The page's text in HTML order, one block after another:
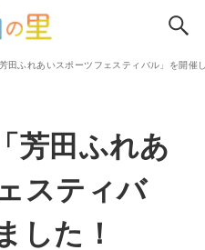
田ふれあいスポーツフェスティバル」を開催
芳田ふれあ
スティバ
した！